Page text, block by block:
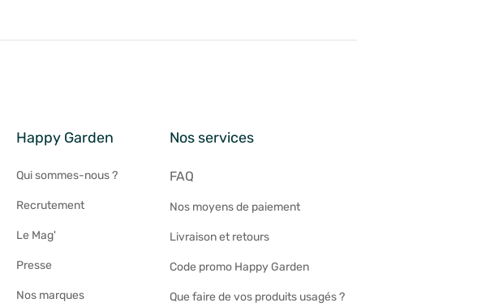
Happy Garden
Qui sommes-nous ?
Recrutement
Le Mag'
Presse
Nos marques
Nos services
FAQ
Nos moyens de paiement
Livraison et retours
Code promo Happy Garden
Que faire de vos produits usagés ?